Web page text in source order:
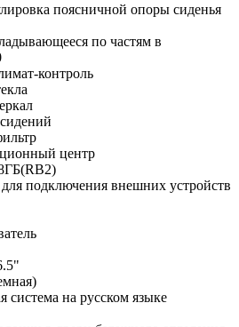
поясничной опоры сиденья
по частям в
контроль
центр
подключения внешних устройств
система на русском языке